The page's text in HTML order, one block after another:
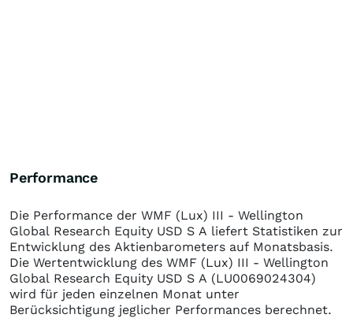
Performance
Die Performance der WMF (Lux) III - Wellington
Global Research Equity USD S A liefert Statistiken zur
Entwicklung des Aktienbarometers auf Monatsbasis.
Die Wertentwicklung des WMF (Lux) III - Wellington
Global Research Equity USD S A (LU0069024304)
wird für jeden einzelnen Monat unter
Berücksichtigung jeglicher Performances berechnet.